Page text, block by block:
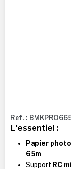
Ref. :
L'essentiel :
Papier
65m
Support RC